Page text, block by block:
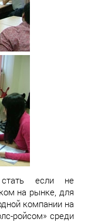
если не
на рынке, для
компании на
ройсом» среди